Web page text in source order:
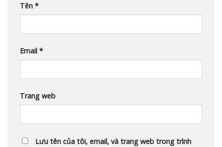
Tên *
Email *
Trang web
Lưu tên của tôi, email, và trang web trong trình